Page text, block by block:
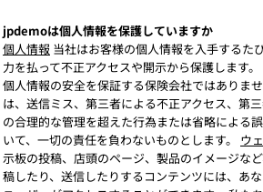
jpdemoは個人情報を保護していますか
個人情報 当社はお客様の個人情報を入手するた
力を払って不正アクセスや開示から保護します
個人情報の安全を保証する保険会社ではありま
は、送信ミス、第三者による不正アクセス、第
の合理的な管理を超えた行為または省略による
いて、一切の責任を負わないものとします。 ウ
示板の投稿、店頭のページ、製品のイメージな
稿したり、送信したりするコンテンツには、あ